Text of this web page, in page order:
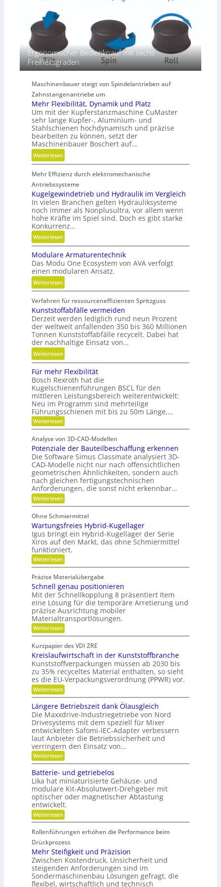
n
D
n
s
o
n
e
n
Ergonomischer Bedienknauf mit sechs
Freiheitsgraden
Maschinenbauer steigt von Spindelantrieben auf
Zahnstangenantriebe um
Mehr Flexibilität, Dynamik und Platz
Um mit der Kupferstanzmaschine CuMaster
sehr lange Kupfer-, Aluminium- und
Stahlschienen hochdynamisch und präzise
bearbeiten zu können, setzt der
Maschinenbauer Boschert auf…
Weiterlesen:
M
e
h
r
F
l
e
x
i
b
i
l
i
t
t
,
D
y
n
m
k
u
n
d
P
l
a
t
z
Mehr Effizienz durch elektromechanische
Antriebssysteme
Kugelgewindetrieb und Hydraulik im Vergleich
In vielen Branchen gelten Hydrauliksysteme
noch immer als Nonplusultra, vor allem wenn
hohe Kräfte im Spiel sind. Doch es gibt starke
Konkurrenz…
Weiterlesen:
K
u
g
e
l
g
e
w
i
n
d
e
t
r
i
e
b
u
n
d
y
d
r
a
u
l
i
k
i
m
V
e
r
g
l
e
i
c
h
Modulare Armaturentechnik
Das Modu One Ecosystem von AVA verfolgt
einen modularen Ansatz.
Weiterlesen:
M
o
d
u
l
a
r
e
r
m
a
t
u
r
e
n
t
e
c
h
n
i
k
Verfahren für ressourceneffizienten Spritzguss
Kunststoffabfälle vermeiden
Derzeit werden lediglich rund neun Prozent
der weltweit anfallenden 350 bis 360 Millionen
Tonnen Kunststoffabfälle recycelt. Dabei hat
der nachhaltige Einsatz von…
Weiterlesen:
K
u
n
s
s
t
o
f
f
a
b
f
ä
l
l
e
v
e
r
m
e
i
d
e
n
Für mehr Flexibilität
Bosch Rexroth hat die
Kugelschienenführungen BSCL für den
mittleren Leistungsbereich weiterentwickelt:
Neu im Programm sind mehrteilige
Führungsschienen mit bis zu 50m Länge,…
Weiterlesen:
F
r
m
e
h
r
F
l
e
x
i
i
l
i
t
ä
t
Analyse von 3D-CAD-Modellen
Potenziale der Bauteilbeschaffung erkennen
Die Software Simus Classmate analysiert 3D-
CAD-Modelle nicht nur nach offensichtlichen
geometrischen Ähnlichkeiten, sondern auch
nach gleichen fertigungstechnischen
Anforderungen, die sonst nicht erkennbar…
Weiterlesen:
P
t
e
n
z
i
a
l
e
e
r
B
a
u
t
e
i
l
e
s
c
h
a
f
f
u
n
g
e
r
k
e
n
n
e
Ohne Schmiermittel
Wartungsfreies Hybrid-Kugellager
Igus bringt ein Hybrid-Kugellager der Serie
Xiros auf den Markt, das ohne Schmiermittel
funktioniert.
Weiterlesen:
W
r
t
u
n
g
s
f
r
e
e
s
H
y
b
r
i
d
-
K
u
g
e
l
l
a
g
e
r
Präzise Materialübergabe
Schnell genau positionieren
Mit der Schnellkopplung 8 präsentiert Item
eine Lösung für die temporäre Arretierung und
präzise Ausrichtung mobiler
Materialtransportlösungen.
Weiterlesen:
S
h
n
e
l
l
g
e
n
a
u
p
o
s
i
t
i
o
n
i
e
r
e
n
Kurzpapier des VDI ZRE
Kreislaufwirtschaft in der Kunststoffbranche
Kunststoffverpackungen müssen ab 2030 bis
zu 35% recyceltes Material enthalten, so sieht
es die EU-Verpackungsverordnung (PPWR) vor.
Weiterlesen:
K
r
e
i
s
l
a
u
f
w
i
r
t
s
c
h
a
f
t
n
d
e
r
K
u
n
s
Längere Betriebszeit dank Ölausgleich
Die Maxxdrive-Industriegetriebe von Nord
Drivesystems mit dem speziell für Mixer
entwickelten Safomi-IEC-Adapter verbessern
laut Anbieter die Betriebssicherheit und
verringern den Einsatz von…
Weiterlesen:
L
n
g
e
r
e
B
e
t
r
e
b
z
e
i
Batterie- und getriebelos
Lika hat miniaturisierte Gehäuse- und
modulare Kit-Absolutwert-Drehgeber mit
optischer oder magnetischer Abtastung
entwickelt.
Weiterlesen:
B
t
t
e
r
e
-
u
Rollenführungen erhöhen die Performance beim
Drückprozess
Mehr Steifigkeit und Präzision
Zwischen Kostendruck, Unsicherheit und
steigenden Anforderungen sind im
Sondermaschinenbau Lösungen gefragt, die
flexibel, wirtschaftlich und technisch